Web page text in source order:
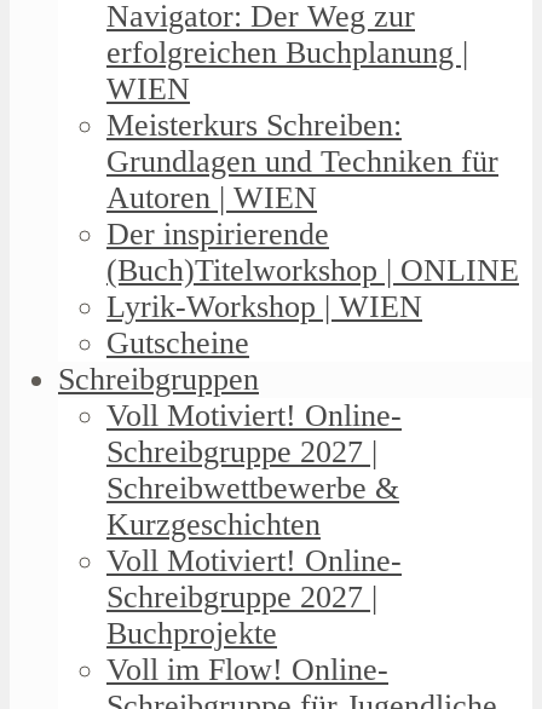
Navigator: Der Weg zur
erfolgreichen Buchplanung |
WIEN
Meisterkurs Schreiben:
Grundlagen und Techniken für
Autoren | WIEN
Der inspirierende
(Buch)Titelworkshop | ONLINE
Lyrik-Workshop | WIEN
Gutscheine
Schreibgruppen
Voll Motiviert! Online-
Schreibgruppe 2027 |
Schreibwettbewerbe &
Kurzgeschichten
Voll Motiviert! Online-
Schreibgruppe 2027 |
Buchprojekte
Voll im Flow! Online-